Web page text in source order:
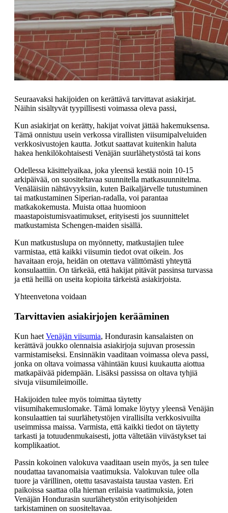
Seuraavaksi hakijoiden on kerättävä tarvittavat asiakirjat.
Näihin sisältyvät tyypillisesti voimassa oleva passi,
Kun asiakirjat on kerätty, hakijat voivat jättää hakemuksensa.
Tämä onnistuu usein verkossa virallisten viisumipalveluiden
verkkosivustojen kautta. Jotkut saattavat kuitenkin haluta
hakea henkilökohtaisesti Venäjän suurlähetystöstä tai kons
Odellessa käsittelyaikaa, joka yleensä kestää noin 10-15
arkipäivää, on suositeltavaa suunnitella matkasuunnitelma.
Venäläisiin nähtävyyksiin, kuten Baikaljärvelle tutustuminen
tai matkustaminen Siperian-radalla, voi parantaa
matkakokemusta. Muista ottaa huomioon
maastapoistumisvaatimukset, erityisesti jos suunnittelet
matkustamista Schengen-maiden sisällä.
Kun matkustuslupa on myönnetty, matkustajien tulee
varmistaa, että kaikki viisumin tiedot ovat oikein. Jos
havaitaan eroja, heidän on otettava välittömästi yhteyttä
konsulaattiin. On tärkeää, että hakijat pitävät passinsa turvassa
ja että heillä on useita kopioita tärkeistä asiakirjoista.
Yhteenvetona voidaan
Tarvittavien asiakirjojen kerääminen
Kun haet Venäjän viisumia, Hondurasin kansalaisten on
kerättävä joukko olennaisia asiakirjoja sujuvan prosessin
varmistamiseksi. Ensinnäkin vaaditaan voimassa oleva passi,
jonka on oltava voimassa vähintään kuusi kuukautta aiottua
matkapäivää pidempään. Lisäksi passissa on oltava tyhjiä
sivuja viisumileimoille.
Hakijoiden tulee myös toimittaa täytetty
viisumihakemuslomake. Tämä lomake löytyy yleensä Venäjän
konsulaattien tai suurlähetystöjen virallisilta verkkosivuilta
useimmissa maissa. Varmista, että kaikki tiedot on täytetty
tarkasti ja totuudenmukaisesti, jotta vältetään viivästykset tai
komplikaatiot.
Passin kokoinen valokuva vaaditaan usein myös, ja sen tulee
noudattaa tavanomaisia vaatimuksia. Valokuvan tulee olla
tuore ja värillinen, otettu tasavastaista taustaa vasten. Eri
paikoissa saattaa olla hieman erilaisia vaatimuksia, joten
Venäjän Hondurasin suurlähetystön erityisohjeiden
tarkistaminen on suositeltavaa.